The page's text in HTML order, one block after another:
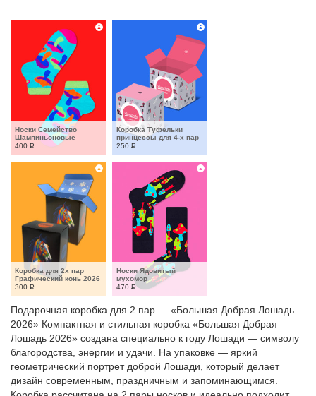
Носки Семейство
Шампиньоновые
400 Р
Коробка Туфельки
принцессы для 4-х пар
250 Р
Коробка для 2х пар
Графический конь 2026
300 Р
Носки Ядовитый
мухомор
470 Р
Подарочная коробка для 2 пар — «Большая Добрая Лошадь
2026» Компактная и стильная коробка «Большая Добрая
Лошадь 2026» создана специально к году Лошади — символу
благородства, энергии и удачи. На упаковке — яркий
геометрический портрет доброй Лошади, который делает
дизайн современным, праздничным и запоминающимся.